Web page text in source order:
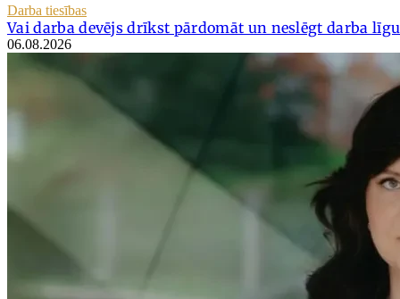
Darba tiesības
Vai darba devējs drīkst pārdomāt un neslēgt darba
06.08.2026